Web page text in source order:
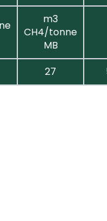
m3
CH4/tonne
MB
27